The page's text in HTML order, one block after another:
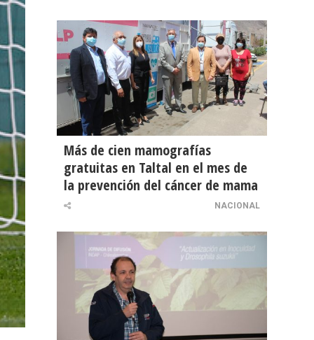
Más de cien mamografías
gratuitas en Taltal en el mes de
la prevención del cáncer de mama
NACIONAL